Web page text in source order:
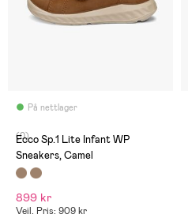
På nettlager
(0)
Ecco Sp.1 Lite Infant WP
Sneakers, Camel
899 kr
Veil. Pris: 909 kr